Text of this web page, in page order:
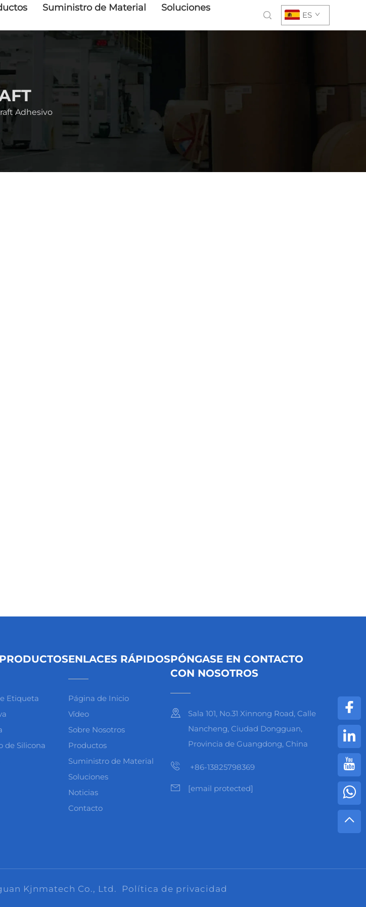
Suministro de Material
Soluciones
ES
Adhesivo
Etiqueta
de Silicona
ENLACES RÁPIDOS
Página de Inicio
Vídeo
Sobre Nosotros
Productos
Suministro de Material
Soluciones
Noticias
Contacto
PÓNGASE EN CONTACTO
CON NOSOTROS
Sala 101, No.31 Xinnong Road, Calle
Nancheng, Ciudad Dongguan,
Provincia de Guangdong, China
+86-13825798369
[email protected]
Kjnmatech Co., Ltd. Política de privacidad